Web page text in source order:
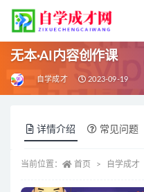
无本·AI内容创作课
自学成才 2023-09-19
详情介绍 常见问题
当前位置： 首页 自学成才